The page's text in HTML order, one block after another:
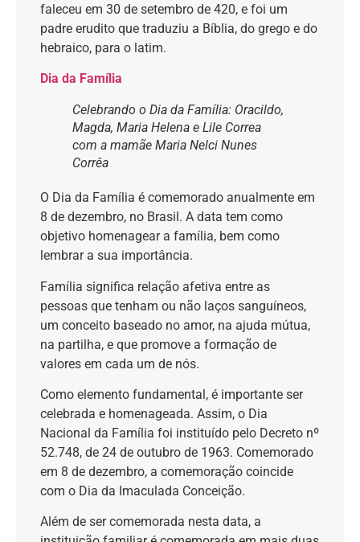
faleceu em 30 de setembro de 420, e foi um
padre erudito que traduziu a Bíblia, do grego e do
hebraico, para o latim.
Dia da Família
Celebrando o Dia da Família: Oracildo,
Magda, Maria Helena e Lile Correa
com a mamãe Maria Nelci Nunes
Corrêa
O Dia da Família é comemorado anualmente em
8 de dezembro, no Brasil. A data tem como
objetivo homenagear a família, bem como
lembrar a sua importância.
Família significa relação afetiva entre as
pessoas que tenham ou não laços sanguíneos,
um conceito baseado no amor, na ajuda mútua,
na partilha, e que promove a formação de
valores em cada um de nós.
Como elemento fundamental, é importante ser
celebrada e homenageada. Assim, o Dia
Nacional da Família foi instituído pelo Decreto nº
52.748, de 24 de outubro de 1963. Comemorado
em 8 de dezembro, a comemoração coincide
com o Dia da Imaculada Conceição.
Além de ser comemorada nesta data, a